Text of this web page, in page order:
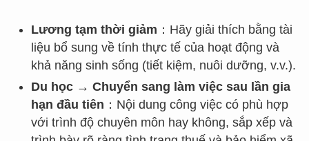
Lương tạm thời giảm ：Hãy giải thích bằng tài
liệu bổ sung về tính thực tế của hoạt động và
khả năng sinh sống (tiết kiệm, nuôi dưỡng, v.v.).
Du học → Chuyển sang làm việc sau lần gia
hạn đầu tiên ：Nội dung công việc có phù hợp
với trình độ chuyên môn hay không, sắp xếp và